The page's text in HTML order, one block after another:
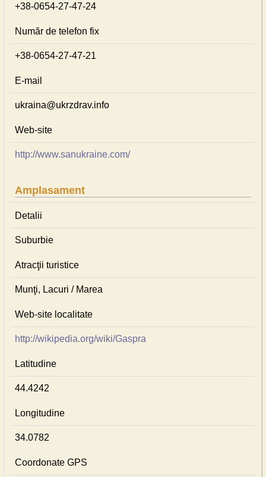
+38-0654-27-47-24
Număr de telefon fix
+38-0654-27-47-21
E-mail
ukraina@ukrzdrav.info
Web-site
http://www.sanukraine.com/
Amplasament
Detalii
Suburbie
Atracţii turistice
Munţi, Lacuri / Marea
Web-site localitate
http://wikipedia.org/wiki/Gaspra
Latitudine
44.4242
Longitudine
34.0782
Coordonate GPS